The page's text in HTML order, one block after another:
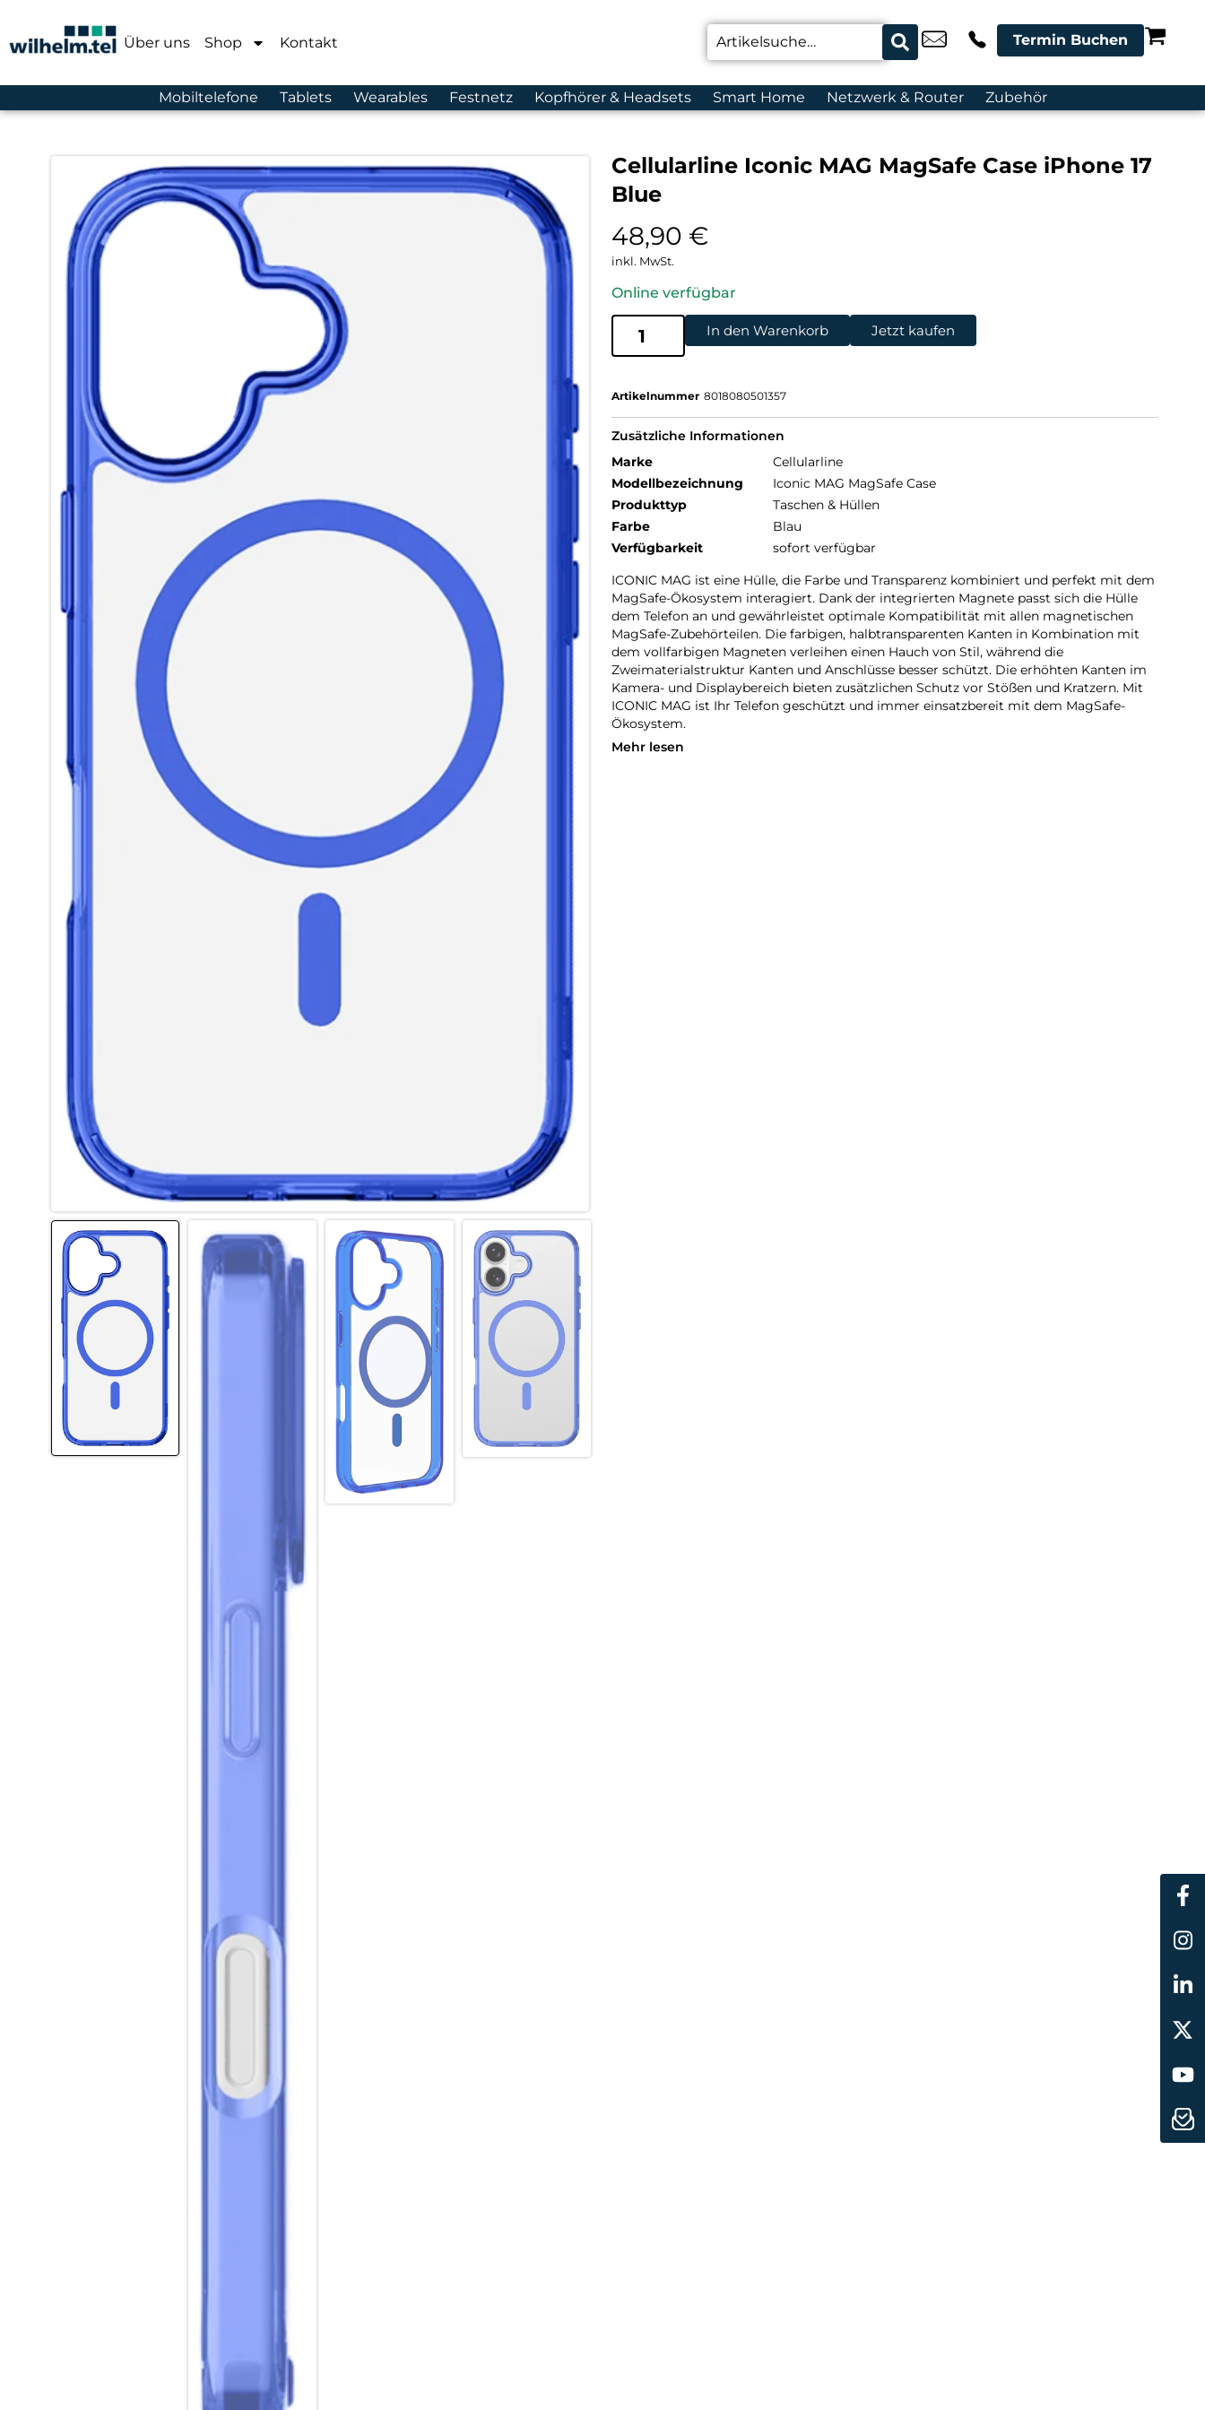
Über uns Shop Kontakt Termin Buchen
Mobiltelefone Tablets Wearables Festnetz Kopfhörer & Headsets Smart Home Netzwerk & Router Zubehör
Cellularline Iconic MAG MagSafe Case iPhone 17
Blue
48,90 €
inkl. MwSt.
Online verfügbar
In den Warenkorb Jetzt kaufen
Artikelnummer 8018080501357
Zusätzliche Informationen
Marke
Cellularline
Modellbezeichnung
Iconic MAG MagSafe Case
Produkttyp
Taschen & Hüllen
Farbe
Blau
Verfügbarkeit
sofort verfügbar
ICONIC MAG ist eine Hülle, die Farbe und Transparenz kombiniert und perfekt mit dem
MagSafe-Ökosystem interagiert. Dank der integrierten Magnete passt sich die Hülle
dem Telefon an und gewährleistet optimale Kompatibilität mit allen magnetischen
MagSafe-Zubehörteilen. Die farbigen, halbtransparenten Kanten in Kombination mit
dem vollfarbigen Magneten verleihen einen Hauch von Stil, während die
Zweimaterialstruktur Kanten und Anschlüsse besser schützt. Die erhöhten Kanten im
Kamera- und Displaybereich bieten zusätzlichen Schutz vor Stößen und Kratzern. Mit
ICONIC MAG ist Ihr Telefon geschützt und immer einsatzbereit mit dem MagSafe-
Ökosystem.
Mehr lesen